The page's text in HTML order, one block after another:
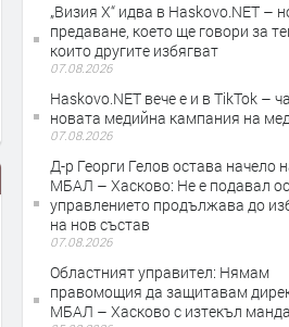
„Визия Х“ идва в Haskovo.NET –
предаване, което ще говори за
които другите избягват
07.08.2026
Haskovo.NET вече е и в TikTok –
новата медийна кампания на
07.08.2026
Д-р Георги Гелов остава начело
МБАЛ – Хасково: Не е подавал
управлението продължава до
на нов състав
07.08.2026
Областният управител: Нямам
правомощия да защитавам
МБАЛ – Хасково с изтекъл